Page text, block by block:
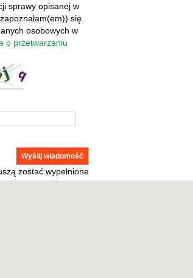
sprawy opisanej w
się
osobowych w
o przetwarzaniu
zostać wypełnione